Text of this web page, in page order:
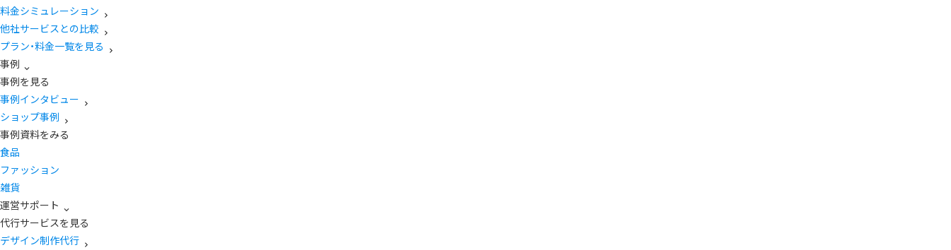
料金シミュレーション
他社サービスとの比較
プラン・料金一覧を見る
事例
事例を見る
事例インタビュー
ショップ事例
事例資料をみる
食品
ファッション
雑貨
運営サポート
代行サービスを見る
デザイン制作代行